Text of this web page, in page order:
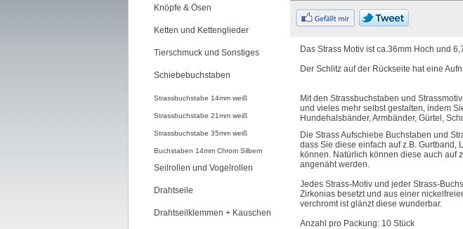
Knöpfe & Ösen
Ketten und Kettenglieder
Tierschmuck und Sonstiges
Schiebebuchstaben
Strassbuchstabe 14mm weiß
Strassbuchstabe 21mm weiß
Strassbuchstabe 35mm weiß
Buchstaben 14mm Chrom Silbern
Seilrollen und Vogelrollen
Drahtseile
Drahtseilklemmen + Kauschen
Das Strass Motiv ist ca.36mm Hoch und
Der Schlitz auf der Rückseite hat eine
Mit den Strassbuchstaben und
und vieles mehr selbst gestalten, indem
Hundehalsbänder, Armbänder, Gürtel,
Die Strass Aufschiebe Buchstaben und
dass Sie diese einfach auf z.B. Gurtband,
können. Natürlich können diese auch auf
angenäht werden.
Jedes Strass-Motiv und jeder Strass-
Zirkonias besetzt und aus einer
verchromt ist glänzt diese wunderbar.
Anzahl pro Packung: 10 Stück